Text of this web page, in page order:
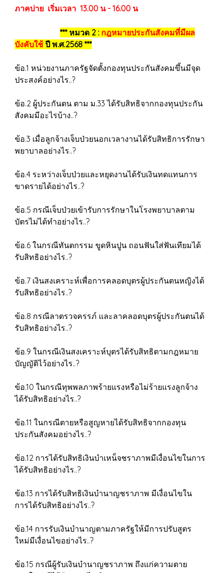
ภาคบ่าย เริ่มเวลา 13.00 น - 16.00 น
*** หมวด 2 : กฎหมายประกันสังคมที่มีผล
บังคับใช้ ปี พ.ศ.2568 ***
ข้อ.1 หน่วยงานภาครัฐจัดตั้งกองทุนประกันสังคมขึ้นมีจุด
ประสงค์อย่างไร..?
ข้อ.2 ผู้ประกันตน ตาม ม.33 ได้รับสิทธิจากกองทุนประกัน
สังคมมีอะไรบ้าง..?
ข้อ.3 เมื่อลูกจ้างเจ็บป่วยนอกเวลางานได้รับสิทธิการรักษา
พยาบาลอย่างไร..?
ข้อ.4 ระหว่างเจ็บป่วยและหยุดงานได้รับเงินทดแทนการ
ขาดรายได้อย่างไร..?
ข้อ.5 กรณีเจ็บป่วยเข้ารับการรักษาในโรงพยาบาลตาม
บัตรไม่ได้ทำอย่างไร..?
ข้อ.6 ในกรณีทันตกรรม ขูดหินปูน ถอนฟันใส่ฟันเทียมได้
รับสิทธิอย่างไร..?
ข้อ.7 เงินสงเคราะห์เพื่อการคลอดบุตรผู้ประกันตนหญิงได้
รับสิทธิอย่างไร..?
ข้อ.8 กรณีลาตรวจครรภ์ และลาคลอดบุตรผู้ประกันตนได้
รับสิทธิอย่างไร..?
ข้อ.9 ในกรณีเงินสงเคราะห์บุตรได้รับสิทธิตามกฎหมาย
บัญญัติไว้อย่างไร..?
ข้อ.10 ในกรณีทุพพลภาพร้ายแรงหรือไม่ร้ายแรงลูกจ้าง
ได้รับสิทธิอย่างไร..?
ข้อ.11 ในกรณีตายหรือสูญหายได้รับสิทธิจากกองทุน
ประกันสังคมอย่างไร..?
ข้อ.12 การได้รับสิทธิเงินบำเหน็จชราภาพมีเงื่อนไขในการ
ได้รับสิทธิอย่างไร..?
ข้อ.13 การได้รับสิทธิเงินบำนาญชราภาพ มีเงื่อนไขใน
การได้รับสิทธิอย่างไร..?
ข้อ.14 การรับเงินบำนาญตามภาครัฐให้มีการปรับสูตร
ใหม่มีเงื่อนไขอย่างไร..?
ข้อ.15 กรณีผู้รับเงินบำนาญชราภาพ ถึงแก่ความตาย